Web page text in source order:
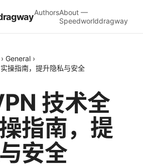
AuthorsAbout —
Speedworlddragway
› General ›
操指南，提升隐私与安全
技术全
指南，提
安全